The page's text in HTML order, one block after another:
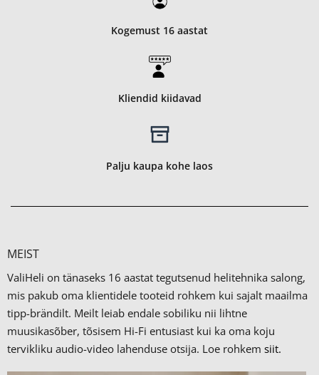
Kogemust 16 aastat
Kliendid kiidavad
Palju kaupa kohe laos
MEIST
ValiHeli on tänaseks 16 aastat tegutsenud helitehnika salong,
mis pakub oma klientidele tooteid rohkem kui sajalt maailma
tipp-brändilt. Meilt leiab endale sobiliku nii lihtne
muusikasõber, tõsisem Hi-Fi entusiast kui ka oma koju
tervikliku audio-video lahenduse otsija. Loe rohkem siit.